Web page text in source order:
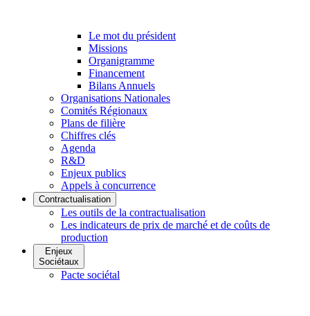
Le mot du président
Missions
Organigramme
Financement
Bilans Annuels
Organisations Nationales
Comités Régionaux
Plans de filière
Chiffres clés
Agenda
R&D
Enjeux publics
Appels à concurrence
Contractualisation
Les outils de la contractualisation
Les indicateurs de prix de marché et de coûts de
production
Enjeux
Sociétaux
Pacte sociétal